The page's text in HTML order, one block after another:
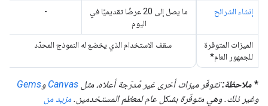
إنشاء الشرائح
ما يصل إلى 20 عرضًا تقديميًا في
اليوم
-
الميزات المتوفرة
للجمهور العام*
سقف الاستخدام الذي يخضع له النموذج المحدّد
* ملاحظة: تتوفّر ميزات أخرى غير مُدرَجة أعلاه، مثل Canvas وGems
وغير ذلك. وهي متوفّرة بشكل عام لمعظم المستخدمين. مزيد من